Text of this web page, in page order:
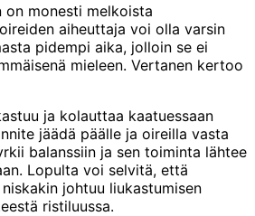
monesti melkoista
aiheuttaja voi olla varsin
pidempi aika, jolloin se ei
mieleen. Vertanen kertoo
ja kolauttaa kaatuessaan
jäädä päälle ja oireilla vasta
balanssiin ja sen toiminta lähtee
Lopulta voi selvitä, että
johtuu liukastumisen
ristiluussa.